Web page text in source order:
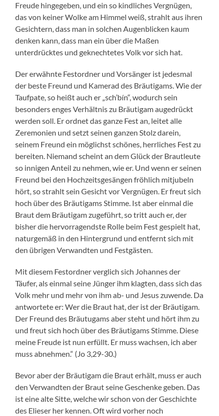
Freude hingegeben, und ein so kindliches Vergnügen,
das von keiner Wolke am Himmel weiß, strahlt aus ihren
Gesichtern, dass man in solchen Augenblicken kaum
denken kann, dass man ein über die Maßen
unterdrücktes und geknechtetes Volk vor sich hat.
Der erwähnte Festordner und Vorsänger ist jedesmal
der beste Freund und Kamerad des Bräutigams. Wie der
Taufpate, so heißt auch er „sch’bín“, wodurch sein
besonders enges Verhältnis zu Bräutigam augedrückt
werden soll. Er ordnet das ganze Fest an, leitet alle
Zeremonien und setzt seinen ganzen Stolz darein,
seinem Freund ein möglichst schönes, herrliches Fest zu
bereiten. Niemand scheint an dem Glück der Brautleute
so innigen Anteil zu nehmen, wie er. Und wenn er seinen
Freund bei den Hochzeitsgesängen fröhlich mitjubeln
hört, so strahlt sein Gesicht vor Vergnügen. Er freut sich
hoch über des Bräutigams Stimme. Ist aber einmal die
Braut dem Bräutigam zugeführt, so tritt auch er, der
bisher die hervorragendste Rolle beim Fest gespielt hat,
naturgemäß in den Hintergrund und entfernt sich mit
den übrigen Verwandten und Festgästen.
Mit diesem Festordner verglich sich Johannes der
Täufer, als einmal seine Jünger ihm klagten, dass sich das
Volk mehr und mehr von ihm ab- und Jesus zuwende. Da
antwortete er: Wer die Braut hat, der ist der Bräutigam.
Der Freund des Bräutugams aber steht und hört ihm zu
und freut sich hoch über des Bräutigams Stimme. Diese
meine Freude ist nun erfüllt. Er muss wachsen, ich aber
muss abnehmen.“ (Jo 3,29-30.)
Bevor aber der Bräutigam die Braut erhält, muss er auch
den Verwandten der Braut seine Geschenke geben. Das
ist eine alte Sitte, welche wir schon von der Geschichte
des Elieser her kennen. Oft wird vorher noch